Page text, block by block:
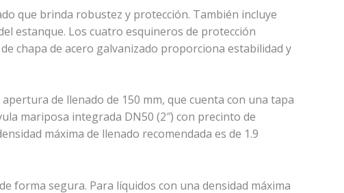
que brinda robustez y protección. También incluye
estanque. Los cuatro esquineros de protección
chapa de acero galvanizado proporciona estabilidad y
de llenado de 150 mm, que cuenta con una tapa
mariposa integrada DN50 (2″) con precinto de
máxima de llenado recomendada es de 1.9
forma segura. Para líquidos con una densidad máxima